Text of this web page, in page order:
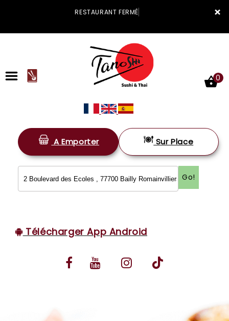
×
RESTAURANT FERM
ACCUEIL
LA CARTE
VOS AVIS
MENTIONS LÉGALES
0
A Emporter Sur Place
Go!
Télécharger App Android